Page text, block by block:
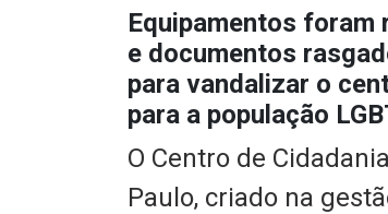
Equipamentos
e documentos
para vandalizar o
para a população
O Centro de
Paulo, criado na